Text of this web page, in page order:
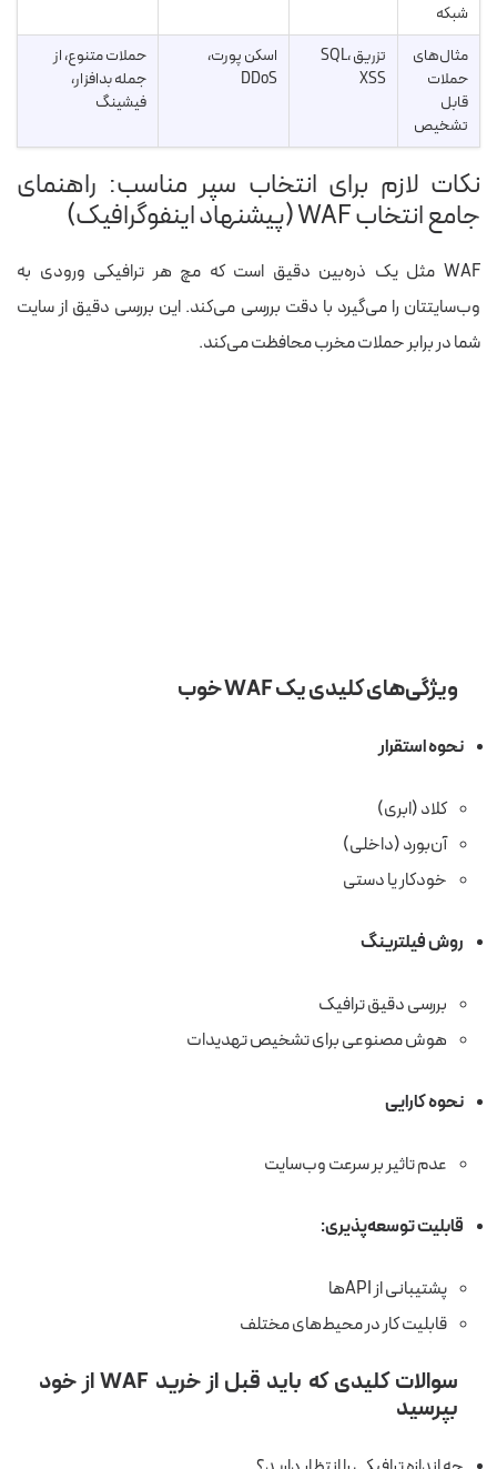
شبکه
مثال‌های
حملات
قابل
تشخیص
تزریق SQL،
XSS
اسکن پورت،
DDoS
حملات متنوع، از
جمله بدافزار،
فیشینگ
نکات لازم برای انتخاب سپر مناسب: راهنمای
جامع انتخاب WAF (پیشنهاد اینفوگرافیک)
WAF مثل یک ذره‌بین دقیق است که مچ هر ترافیکی ورودی به
وب‌سایتتان را می‌گیرد با دقت بررسی می‌کند. این بررسی دقیق از سایت
شما در برابر حملات مخرب محافظت می‌کند.
ویژگی‌های کلیدی یک WAF خوب
نحوه استقرار
کلاد (ابری)
آن‌بورد (داخلی)
خودکار یا دستی
روش فیلترینگ
بررسی دقیق ترافیک
هوش مصنوعی برای تشخیص تهدیدات
نحوه کارایی
عدم تاثیر بر سرعت وب‌سایت
قابلیت توسعه‌پذیری:
پشتیبانی از API‌ها
قابلیت کار در محیط‌های مختلف
سوالات کلیدی که باید قبل از خرید WAF از خود
بپرسید